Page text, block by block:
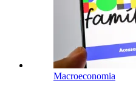
Macroeconomia